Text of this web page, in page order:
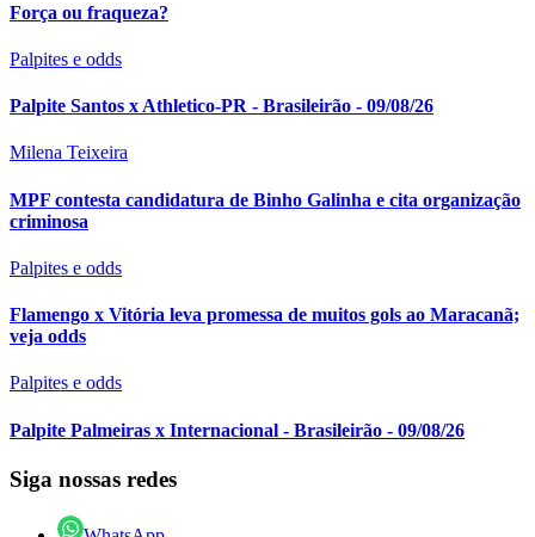
Força ou fraqueza?
Palpites e odds
Palpite Santos x Athletico-PR - Brasileirão - 09/08/26
Milena Teixeira
MPF contesta candidatura de Binho Galinha e cita organização
criminosa
Palpites e odds
Flamengo x Vitória leva promessa de muitos gols ao Maracanã;
veja odds
Palpites e odds
Palpite Palmeiras x Internacional - Brasileirão - 09/08/26
Siga nossas redes